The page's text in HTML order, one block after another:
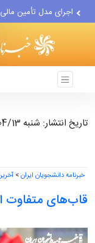
اجرای مدل تأمین
تغییر ناگهانی روی
تاریخ انتشار: شنبه 1405/04/13 - 16:22
خبرنامه دانشجویان ایران>
قاب‌های متفاوت